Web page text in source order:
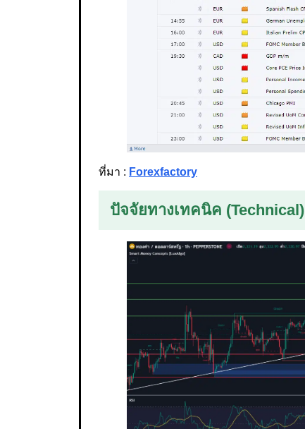
ที่มา : Forexfactory
ปัจจัยทางเทคนิค (Technical)